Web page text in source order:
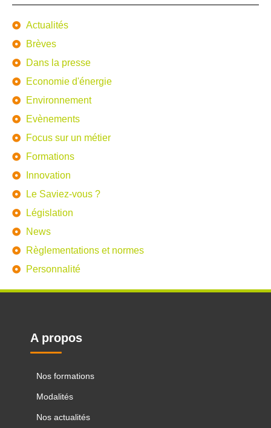
Actualités
Brèves
Dans la presse
Economie d'énergie
Environnement
Evènements
Focus sur un métier
Formations
Innovation
Le Saviez-vous ?
Législation
News
Règlementations et normes
Personnalité
A propos
Nos formations
Modalités
Nos actualités